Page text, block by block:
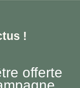
!
offerte